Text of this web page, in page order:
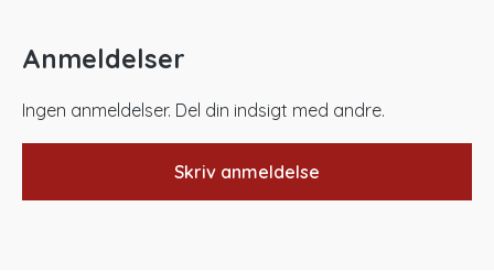
Anmeldelser
Ingen anmeldelser. Del din indsigt med andre.
Skriv anmeldelse